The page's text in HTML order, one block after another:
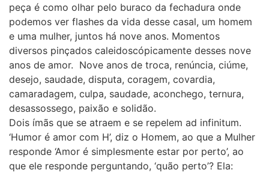
peça é como olhar pelo buraco da fechadura onde
podemos ver flashes da vida desse casal, um homem
e uma mulher, juntos há nove anos. Momentos
diversos pinçados caleidoscópicamente desses nove
anos de amor. Nove anos de troca, renúncia, ciúme,
desejo, saudade, disputa, coragem, covardia,
camaradagem, culpa, saudade, aconchego, ternura,
desassossego, paixão e solidão.
Dois ímãs que se atraem e se repelem ad infinitum.
‘Humor é amor com H’, diz o Homem, ao que a Mulher
responde ‘Amor é simplesmente estar por perto’, ao
que ele responde perguntando, ‘quão perto’? Ela: